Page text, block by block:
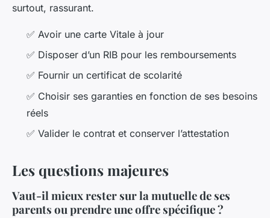
surtout, rassurant.
✅ Avoir une carte Vitale à jour
✅ Disposer d’un RIB pour les remboursements
✅ Fournir un certificat de scolarité
✅ Choisir ses garanties en fonction de ses besoins
réels
✅ Valider le contrat et conserver l’attestation
Les questions majeures
Vaut-il mieux rester sur la mutuelle de ses
parents ou prendre une offre spécifique ?